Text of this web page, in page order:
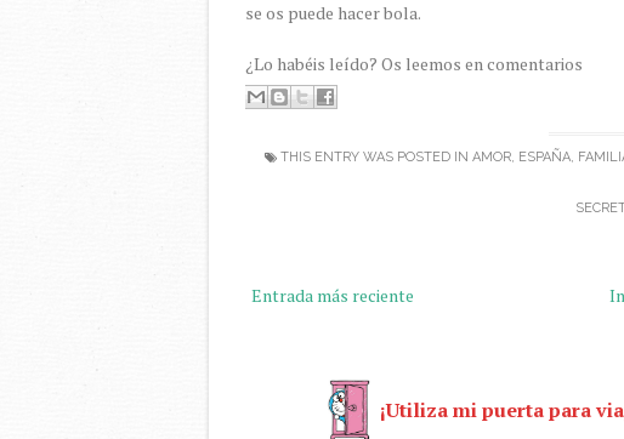
se os puede hacer bola.
¿Lo habéis leído? Os leemos en comentarios
THIS ENTRY WAS POSTED IN AMOR, ESPAÑA,
Entrada más reciente
¡Utiliza mi puerta para